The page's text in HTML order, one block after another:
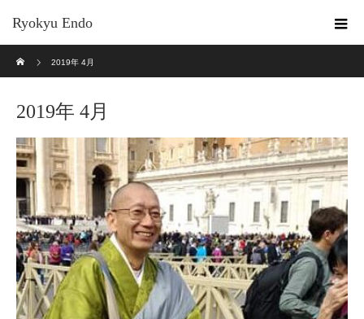
Ryokyu Endo
2019年 4月
2019年 4月